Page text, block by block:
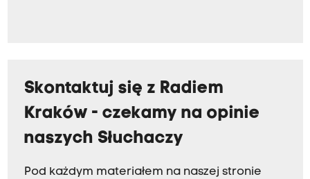
Skontaktuj się z Radiem
Kraków - czekamy na opinie
naszych Słuchaczy
Pod każdym materiałem na naszej stronie